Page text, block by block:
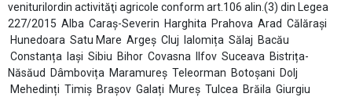
veniturilordin activităţi agricole conform art.106 alin.(3) din Legea
227/2015 Alba Caraș-Severin Harghita Prahova Arad Călărași
Hunedoara Satu Mare Argeș Cluj Ialomița Sălaj Bacău
Constanța Iași Sibiu Bihor Covasna Ilfov Suceava Bistrița-
Năsăud Dâmbovița Maramureș Teleorman Botoșani Dolj
Mehedinți Timiș Brașov Galați Mureș Tulcea Brăila Giurgiu